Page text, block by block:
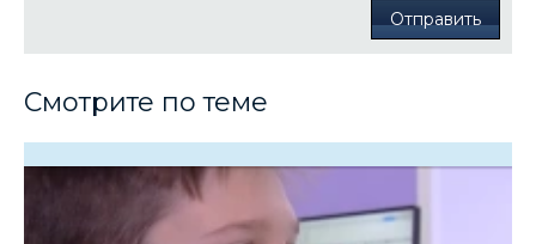
Отправить
Смотрите по теме